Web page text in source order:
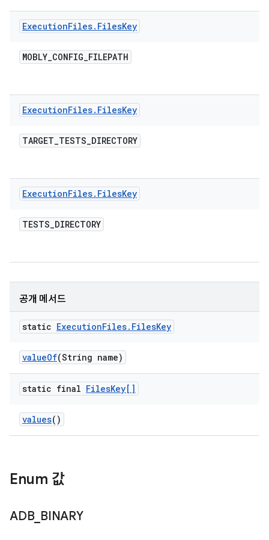
ExecutionFiles. FilesKey
MOBLY_CONFIG_FILEPATH
ExecutionFiles. FilesKey
TARGET_TESTS_DIRECTORY
ExecutionFiles. FilesKey
TESTS_DIRECTORY
공개 메서드
static ExecutionFiles. FilesKey
valueOf(String name)
static final FilesKey[]
values()
Enum 값
ADB_ BINARY